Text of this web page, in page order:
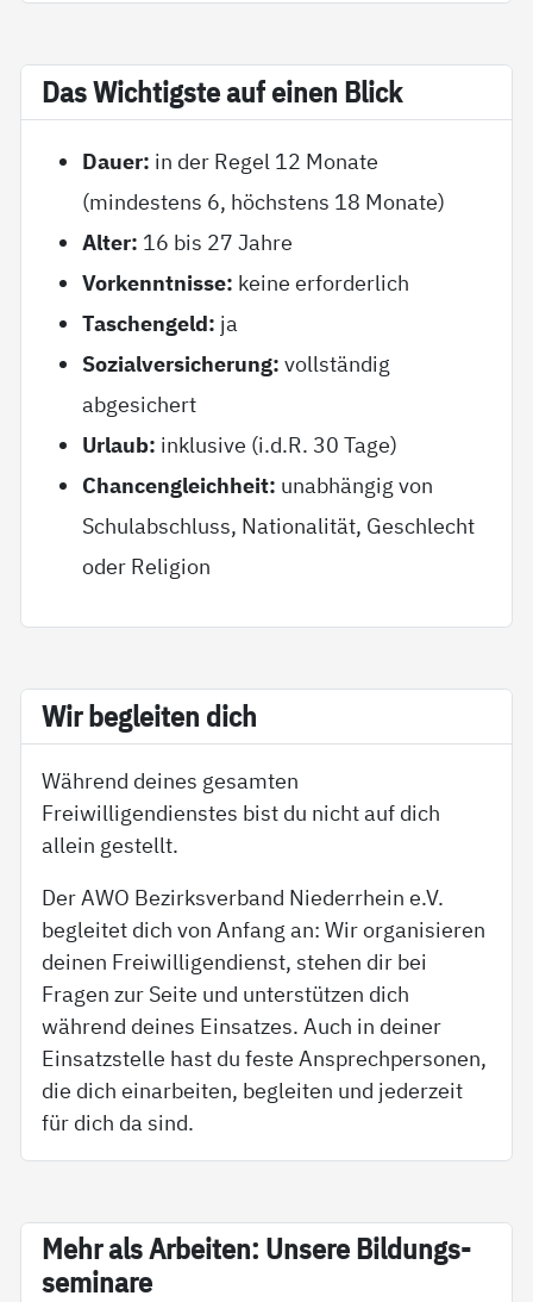
Das Wich­tigs­te auf ei­nen Blick
Dauer: in der Regel 12 Monate
(mindestens 6, höchstens 18 Monate)
Alter: 16 bis 27 Jahre
Vorkenntnisse: keine erforderlich
Taschengeld: ja
Sozialversicherung: vollständig
abgesichert
Urlaub: inklusive (i.d.R. 30 Tage)
Chancengleichheit: unabhängig von
Schulabschluss, Nationalität, Geschlecht
oder Religion
Wir be­g­lei­ten dich
Während deines gesamten
Freiwilligendienstes bist du nicht auf dich
allein gestellt.
Der AWO Bezirksverband Niederrhein e.V.
begleitet dich von Anfang an: Wir organisieren
deinen Freiwilligendienst, stehen dir bei
Fragen zur Seite und unterstützen dich
während deines Einsatzes. Auch in deiner
Einsatzstelle hast du feste Ansprechpersonen,
die dich einarbeiten, begleiten und jederzeit
für dich da sind.
Mehr als Ar­bei­ten: Un­se­re Bil­dungs­
se­mi­na­re